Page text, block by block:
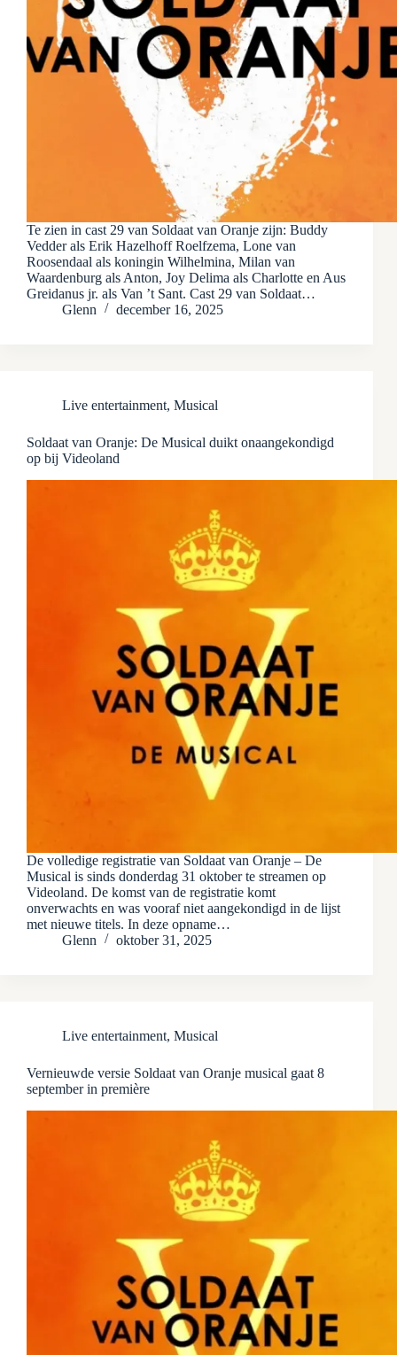
Te zien in cast 29 van Soldaat van Oranje zijn: Buddy
Vedder als Erik Hazelhoff Roelfzema, Lone van
Roosendaal als koningin Wilhelmina, Milan van
Waardenburg als Anton, Joy Delima als Charlotte en Aus
Greidanus jr. als Van ’t Sant. Cast 29 van Soldaat…
Glenn
december 16, 2025
Live entertainment, Musical
Soldaat van Oranje: De Musical duikt onaangekondigd
op bij Videoland
De volledige registratie van Soldaat van Oranje – De
Musical is sinds donderdag 31 oktober te streamen op
Videoland. De komst van de registratie komt
onverwachts en was vooraf niet aangekondigd in de lijst
met nieuwe titels. In deze opname…
Glenn
oktober 31, 2025
Live entertainment, Musical
Vernieuwde versie Soldaat van Oranje musical gaat 8
september in première